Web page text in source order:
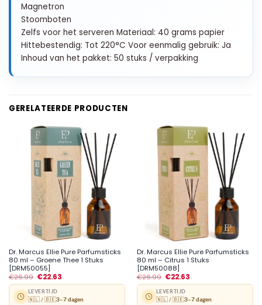
Magnetron
Stoomboten
Zelfs voor het serveren Materiaal: 40 grams papier
Hittebestendig: Tot 220°C Voor eenmalig gebruik: Ja
Inhoud van het pakket: 50 stuks / verpakking
GERELATEERDE PRODUCTEN
Dr. Marcus Ellie Pure Parfumsticks
80 ml – Groene Thee 1 Stuks
[DRM50055]
€26.99 €22.63
LEVERTIJD
🇳🇱 / 🇧🇪3–7 dagen
Dr. Marcus Ellie Pure Parfumsticks
80 ml – Citrus 1 Stuks
[DRM50088]
€26.99 €22.63
LEVERTIJD
🇳🇱 / 🇧🇪3–7 dagen